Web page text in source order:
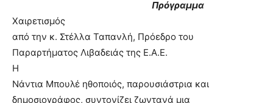
Πρόγραμμα
Χαιρετισμός
από την κ. Στέλλα Ταπανλή, Πρόεδρο του
Παραρτήματος Λιβαδειάς της Ε.Α.Ε.
Η
Νάντια Μπουλέ ηθοποιός, παρουσιάστρια και
δημοσιογράφος, συντονίζει ζωντανά μια